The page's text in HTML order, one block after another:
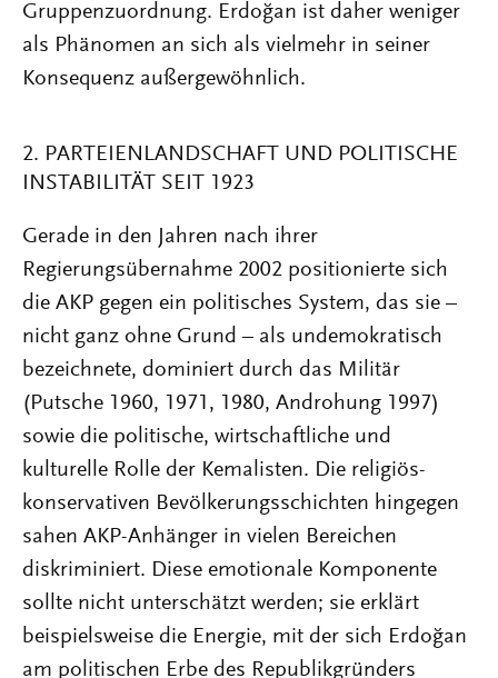
Gruppenzuordnung. Erdoğan ist daher weniger
als Phänomen an sich als vielmehr in seiner
Konsequenz außergewöhnlich.
2. PARTEIENLANDSCHAFT UND POLITISCHE
INSTABILITÄT SEIT 1923
Gerade in den Jahren nach ihrer
Regierungsübernahme 2002 positionierte sich
die AKP gegen ein politisches System, das sie –
nicht ganz ohne Grund – als undemokratisch
bezeichnete, dominiert durch das Militär
(Putsche 1960, 1971, 1980, Androhung 1997)
sowie die politische, wirtschaftliche und
kulturelle Rolle der Kemalisten. Die religiös-
konservativen Bevölkerungsschichten hingegen
sahen AKP-Anhänger in vielen Bereichen
diskriminiert. Diese emotionale Komponente
sollte nicht unterschätzt werden; sie erklärt
beispielsweise die Energie, mit der sich Erdoğan
am politischen Erbe des Republikgründers